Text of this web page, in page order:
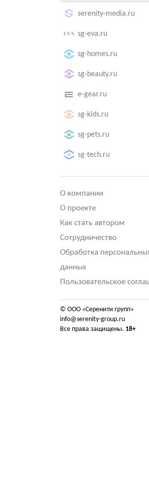
serenity-media.ru
sg-eva.ru
sg-homes.ru
sg-beauty.ru
e-gear.ru
sg-kids.ru
sg-pets.ru
sg-tech.ru
О компании
О проекте
Как стать автором
Сотрудничество
Обработка
данных
Пользовательское
© ООО «Серенити групп»
info@serenity-group.ru
Все права защищены. 18+